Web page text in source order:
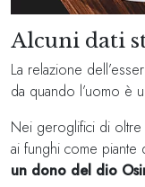
Alcuni dati
La relazione
da quando l’uomo è
Nei geroglifici di
ai funghi come piante
un dono del dio